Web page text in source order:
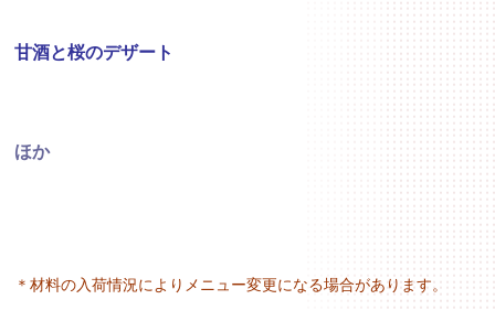
甘酒と桜のデザート
ほか
＊材料の入荷情況によりメニュー変更になる場合があります。